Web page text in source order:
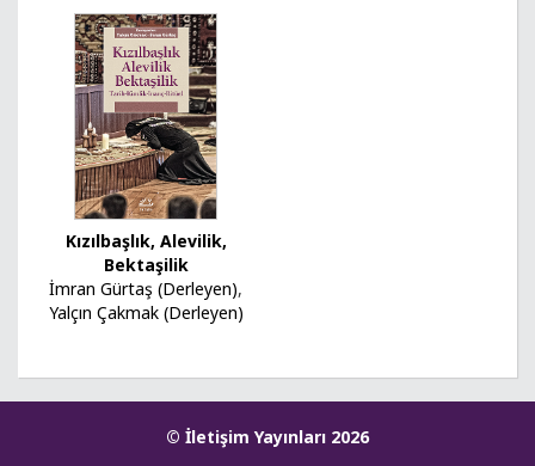
Kızılbaşlık, Alevilik,
Bektaşilik
İmran Gürtaş (Derleyen),
Yalçın Çakmak (Derleyen)
© İletişim Yayınları 2026